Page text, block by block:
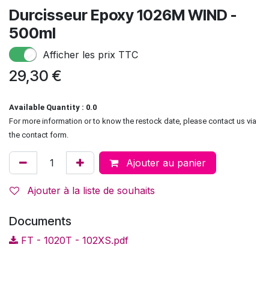
Durcisseur Epoxy 1026M WIND -
500ml
Afficher les prix TTC
29,30 €
Available Quantity : 0.0
For more information or to know the restock date, please contact us via
the contact form.
Ajouter au panier
Ajouter à la liste de souhaits
Documents
FT - 1020T - 102XS.pdf